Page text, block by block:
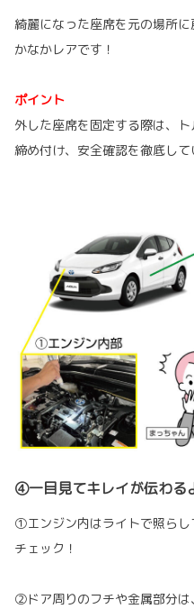
綺麗になった座席を元の場所
かなかレアです！
ポイント
外した座席を固定する際は、
締め付け、安全確認を徹底して
④一目見てキレイが伝わる
①エンジン内はライトで照ら
チェック！
②ドア周りのフチや金属部分は